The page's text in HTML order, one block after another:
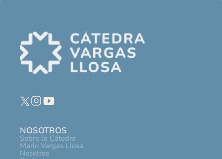
NOSOTROS
Sobre la Cátedra
Mario Vargas Llosa
Nosotros